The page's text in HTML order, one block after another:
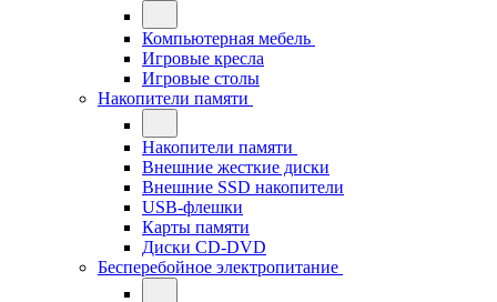
Компьютерная мебель
Игровые кресла
Игровые столы
Накопители памяти
Накопители памяти
Внешние жесткие диски
Внешние SSD накопители
USB-флешки
Карты памяти
Диски CD-DVD
Бесперебойное электропитание